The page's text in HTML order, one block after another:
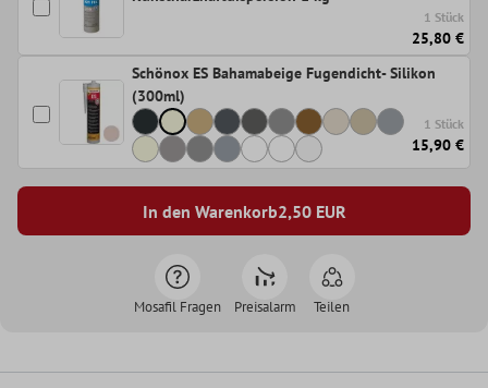
1 Stück
25,80 €
Schönox ES Bahamabeige Fugendicht- Silikon
(300ml)
1 Stück
15,90 €
In den Warenkorb2,50EUR
Mosafil Fragen Preisalarm Teilen